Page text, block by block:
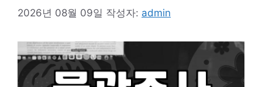
2026년 08월 09일 작성자: admin